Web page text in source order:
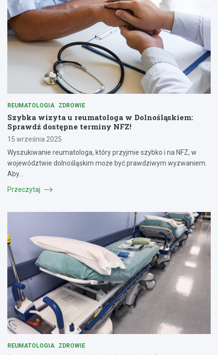
REUMATOLOGIA ZDROWIE
Szybka wizyta u reumatologa w Dolnośląskiem:
Sprawdź dostępne terminy NFZ!
15 września 2025
Wyszukiwanie reumatologa, który przyjmie szybko i na NFZ, w
województwie dolnośląskim może być prawdziwym wyzwaniem.
Aby…
Przeczytaj
REUMATOLOGIA ZDROWIE